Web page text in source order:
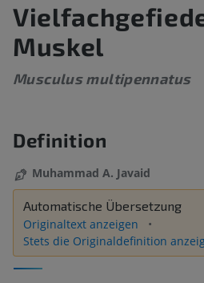
Muskel
Musculus multipennatus
Definition
Muhammad A. Javaid
Automatische Übersetzung
Originaltext anzeigen
Stets die Originaldefinition